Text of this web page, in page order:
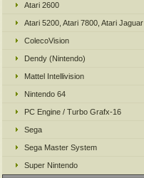
Atari 2600
Atari 5200, Atari 7800, Atari Jaguar
ColecoVision
Dendy (Nintendo)
Mattel Intellivision
Nintendo 64
PC Engine / Turbo Grafx-16
Sega
Sega Master System
Super Nintendo